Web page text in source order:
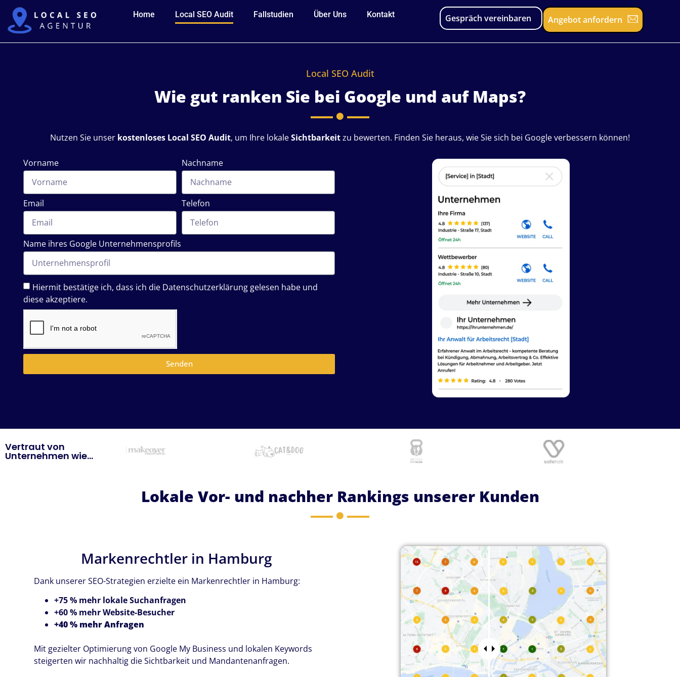
Home Local SEO Audit Fallstudien Über Uns Kontakt Gespräch vereinbaren Angebot anfordern
Local SEO Audit
Wie gut ranken Sie bei Google und auf Maps?
Nutzen Sie unser kostenloses Local SEO Audit, um Ihre lokaleSichtbarkeitzu bewerten. Finden Sie heraus, wie Sie sich bei Google verbessern können!
Vorname Nachname
Email Telefon
Name ihres Google Unternehmensprofils
Hiermit bestätige ich, dass ich die Datenschutzerklärung gelesen habe und
diese akzeptiere.
Senden
Vertraut von
Unternehmen wie...
Lokale Vor- und nachher Rankings unserer Kunden
Markenrechtler in Hamburg
Dank unserer SEO-Strategien erzielte ein Markenrechtler in Hamburg:
+75 % mehr lokale Suchanfragen
+60 % mehr Website-Besucher
+40 % mehr Anfragen
Mit gezielter Optimierung von Google My Business und lokalen Keywords
steigerten wir nachhaltig die Sichtbarkeit und Mandantenanfragen.